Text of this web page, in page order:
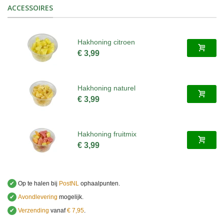
ACCESSOIRES
Hakhoning citroen
€ 3,99
Hakhoning naturel
€ 3,99
Hakhoning fruitmix
€ 3,99
✔ Op te halen bij PostNL ophaalpunten.
✔ Avondlevering mogelijk.
✔ Verzending vanaf€ 7,95